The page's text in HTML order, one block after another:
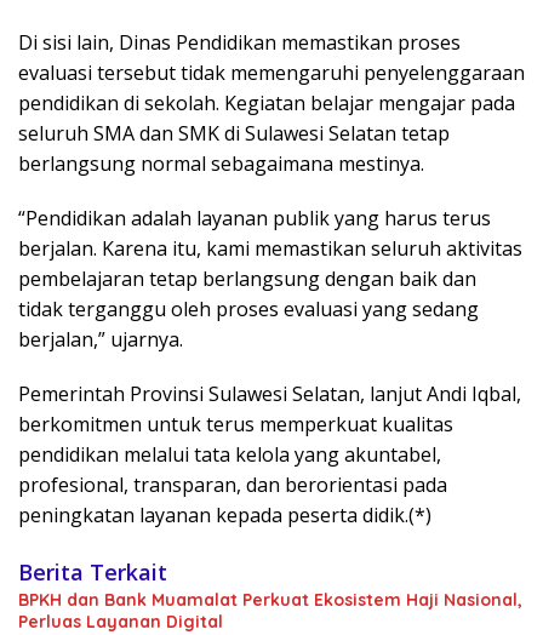
Di sisi lain, Dinas Pendidikan memastikan proses
evaluasi tersebut tidak memengaruhi penyelenggaraan
pendidikan di sekolah. Kegiatan belajar mengajar pada
seluruh SMA dan SMK di Sulawesi Selatan tetap
berlangsung normal sebagaimana mestinya.
“Pendidikan adalah layanan publik yang harus terus
berjalan. Karena itu, kami memastikan seluruh aktivitas
pembelajaran tetap berlangsung dengan baik dan
tidak terganggu oleh proses evaluasi yang sedang
berjalan,” ujarnya.
Pemerintah Provinsi Sulawesi Selatan, lanjut Andi Iqbal,
berkomitmen untuk terus memperkuat kualitas
pendidikan melalui tata kelola yang akuntabel,
profesional, transparan, dan berorientasi pada
peningkatan layanan kepada peserta didik.(*)
Berita Terkait
BPKH dan Bank Muamalat Perkuat Ekosistem Haji Nasional,
Perluas Layanan Digital